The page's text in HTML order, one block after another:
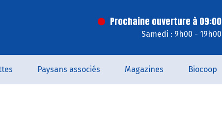
Prochaine ouverture à 09:00
Samedi : 9h00 - 19h00
Paysans associés Magazines Biocoop